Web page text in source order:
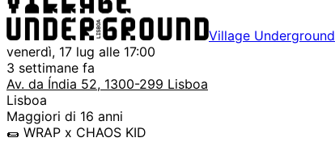
Village Underground
venerdì, 17 lug alle 17:00
3 settimane fa
Av. da Índia 52, 1300-299 Lisboa
Lisboa
Maggiori di 16 anni
🌯 WRAP x CHAOS KID